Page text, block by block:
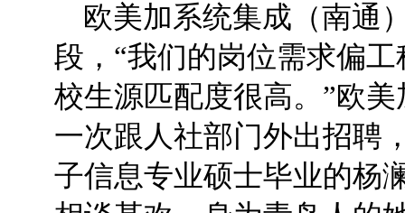
欧美加系统集成（南通
段，“我们的岗位需求偏
校生源匹配度很高。”欧
一次跟人社部门外出招聘
子信息专业硕士毕业的杨